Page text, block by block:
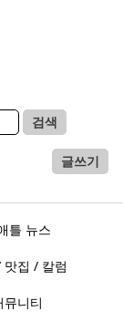
검색
글쓰기
틀 뉴스
맛집 / 칼럼
뮤니티